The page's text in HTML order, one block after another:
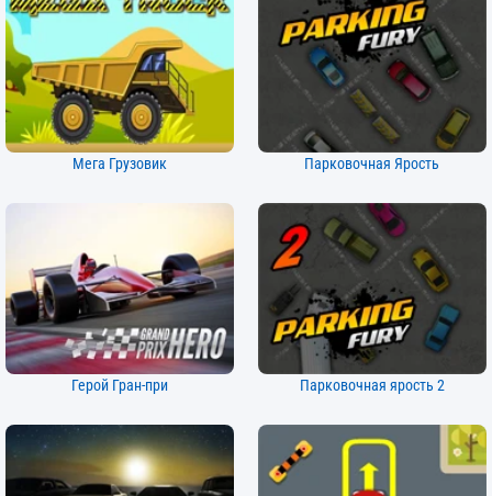
Мега Грузовик Парковочная Ярость
Герой Гран-при Парковочная ярость 2